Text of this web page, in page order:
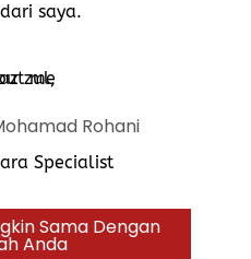
saya.
Rohani
Specialist
Sama Dengan
Anda